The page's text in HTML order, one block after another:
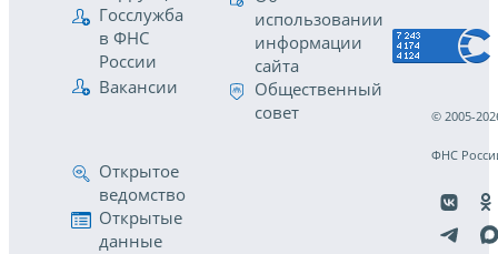
Госслужба
в ФНС
России
Вакансии
использовании
информации
сайта
Общественный
совет
Открытое
ведомство
Открытые
данные
© 2005-
ФНС